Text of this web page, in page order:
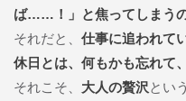
ば……！」と焦ってしまうの
それだと、 仕事に追われて
休日とは、何もかも忘れて
それこそ、 大人の贅沢とい